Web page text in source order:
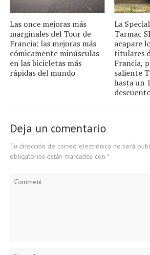
Las once mejoras más
marginales del Tour de
Francia: las mejoras más
cómicamente minúsculas
en las bicicletas más
rápidas del mundo
La
Tarmac
acapare
titulares
Francia,
saliente
hasta un
Deja un comentario
Tu dirección de correo electrónico no será
obligatorios están marcados con *